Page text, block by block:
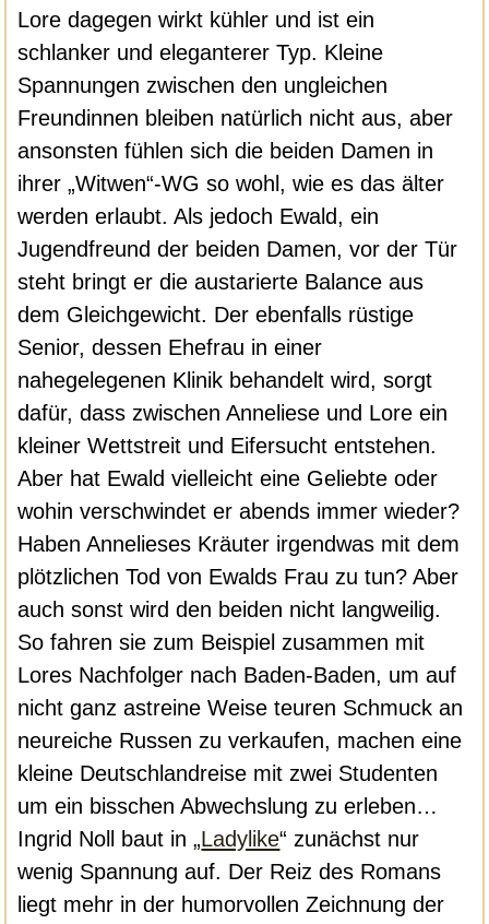
Lore dagegen wirkt kühler und ist ein
schlanker und eleganterer Typ. Kleine
Spannungen zwischen den ungleichen
Freundinnen bleiben natürlich nicht aus, aber
ansonsten fühlen sich die beiden Damen in
ihrer „Witwen“-WG so wohl, wie es das älter
werden erlaubt. Als jedoch Ewald, ein
Jugendfreund der beiden Damen, vor der Tür
steht bringt er die austarierte Balance aus
dem Gleichgewicht. Der ebenfalls rüstige
Senior, dessen Ehefrau in einer
nahegelegenen Klinik behandelt wird, sorgt
dafür, dass zwischen Anneliese und Lore ein
kleiner Wettstreit und Eifersucht entstehen.
Aber hat Ewald vielleicht eine Geliebte oder
wohin verschwindet er abends immer wieder?
Haben Annelieses Kräuter irgendwas mit dem
plötzlichen Tod von Ewalds Frau zu tun? Aber
auch sonst wird den beiden nicht langweilig.
So fahren sie zum Beispiel zusammen mit
Lores Nachfolger nach Baden-Baden, um auf
nicht ganz astreine Weise teuren Schmuck an
neureiche Russen zu verkaufen, machen eine
kleine Deutschlandreise mit zwei Studenten
um ein bisschen Abwechslung zu erleben…
Ingrid Noll baut in „Ladylike“ zunächst nur
wenig Spannung auf. Der Reiz des Romans
liegt mehr in der humorvollen Zeichnung der